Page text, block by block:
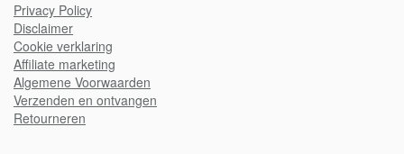
Privacy Policy
Disclaimer
Cookie verklaring
Affiliate marketing
Algemene Voorwaarden
Verzenden en ontvangen
Retourneren